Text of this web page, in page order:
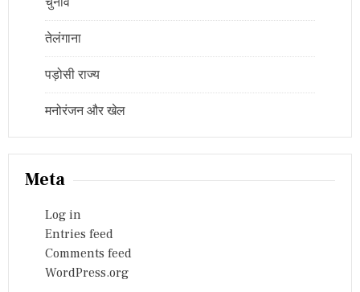
तेलंगाना
पड़ोसी राज्य
मनोरंजन और खेल
Meta
Log in
Entries feed
Comments feed
WordPress.org